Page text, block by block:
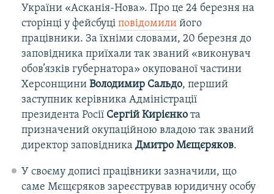
України «Асканія-Нова». Про це 24 березня на
сторінці у фейсбуці повідомилийого
працівники. За їхніми словами, 20 березня до
заповідника приїхали так званий «виконувач
обов’язків губернатора» окупованої частини
ХерсонщиниВолодимир Сальдо, перший
заступник керівника Адміністрації
президента Росії Сергій Кирієнкота
призначений окупаційною владою так званий
директор заповідника Дмитро Мєщєряков.
У своєму дописі працівники зазначили, що
саме Мєщєряков зареєстрував юридичну особу